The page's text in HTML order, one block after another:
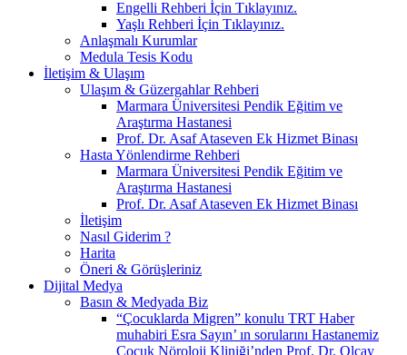
Engelli Rehberi İçin Tıklayınız.
Yaşlı Rehberi İçin Tıklayınız.
Anlaşmalı Kurumlar
Medula Tesis Kodu
İletişim & Ulaşım
Ulaşım & Güzergahlar Rehberi
Marmara Üniversitesi Pendik Eğitim ve
Araştırma Hastanesi
Prof. Dr. Asaf Ataseven Ek Hizmet Binası
Hasta Yönlendirme Rehberi
Marmara Üniversitesi Pendik Eğitim ve
Araştırma Hastanesi
Prof. Dr. Asaf Ataseven Ek Hizmet Binası
İletişim
Nasıl Giderim ?
Harita
Öneri & Görüşleriniz
Dijital Medya
Basın & Medyada Biz
“Çocuklarda Migren” konulu TRT Haber
muhabiri Esra Sayın’ ın sorularını Hastanemiz
Çocuk Nöroloji Kliniği’nden Prof. Dr. Olcay